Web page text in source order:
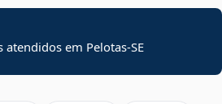
atendidos em Pelotas-SE